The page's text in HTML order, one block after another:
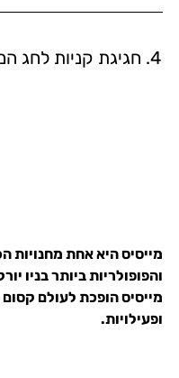
4. חגיגת קניות לחג המולד במייסיס
מייסיס היא אחת מחנויות
והפופולריות ביותר בניו
מייסיס הופכת לעולם
ופעילויות.